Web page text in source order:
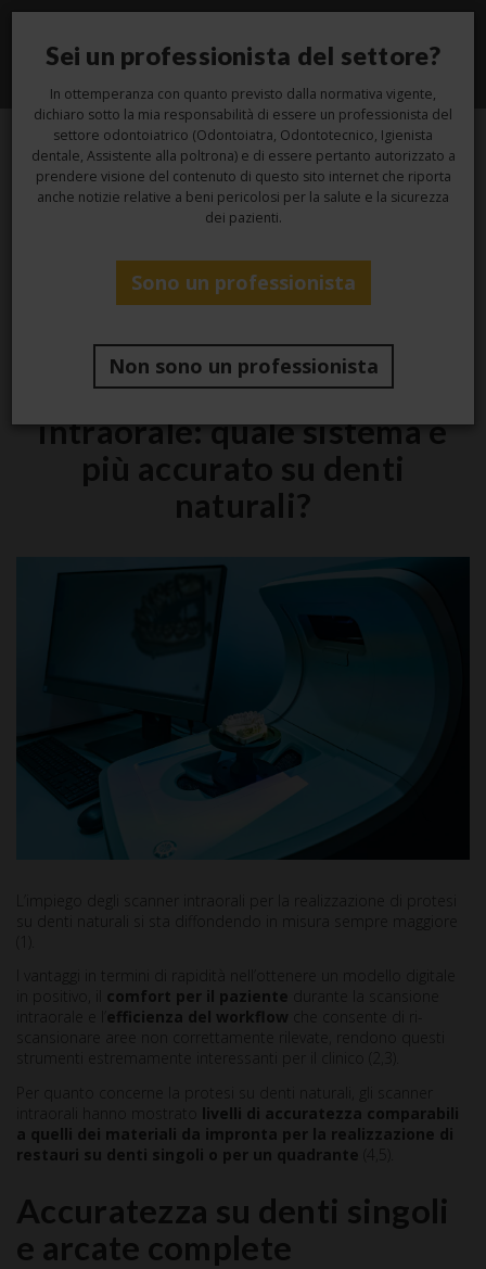
Toggle
18
Set
Laboratorio ,Studio
Modello in gesso, impronta
scansionata e scansione
intraorale: quale sistema è
più accurato su denti
naturali?
L’impiego degli scanner intraorali per la realizzazione di protesi
su denti naturali si sta diffondendo in misura sempre maggiore
I vantaggi in termini di rapidità nell’ottenere un modello digitale
in positivo, il comfort per il paziente durante la scansione
intraorale e l’ efficienza del workflow
che consente di ri-
scansionare aree non correttamente rilevate, rendono questi
strumenti estremamente interessanti per il clinico (2,3).
Per quanto concerne la protesi su denti naturali, gli scanner
intraorali hanno mostrato livelli di accuratezza comparabili
a quelli dei materiali da impronta per la realizzazione di
restauri su denti singoli o per un quadrante (4,5).
Accuratezza su denti singoli
e arcate complete
Sei un professionista del settore?
In ottemperanza con quanto previsto dalla normativa vigente,
dichiaro sotto la mia responsabilità di essere un professionista del
settore odontoiatrico (Odontoiatra, Odontotecnico, Igienista
dentale, Assistente alla poltrona) e di essere pertanto autorizzato a
prendere visione del contenuto di questo sito internet che riporta
anche notizie relative a beni pericolosi per la salute e la sicurezza
dei pazienti.
Sono un professionista
Non sono un professionista